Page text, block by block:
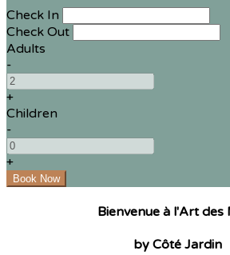
Check In
Check Out
Adults
-
+
Children
-
+
Bienvenue à l'Art des
by Côté Jardin